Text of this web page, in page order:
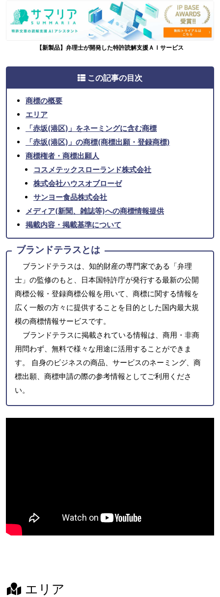
【新製品】弁理士が開発した特許読解支援ＡＩサービス
この記事の目次
商標の概要
エリア
「赤坂(港区)」をネーミングに含む商標
「赤坂(港区)」の商標(商標出願・登録商標)
商標権者・商標出願人
コスメテックスローランド株式会社
株式会社ハウスオブローゼ
サンヨー食品株式会社
メディア(新聞、雑誌等)への商標情報提供
掲載内容・掲載基準について
ブランドテラスとは
ブランドテラスは、知的財産の専門家である「弁理
士」の監修のもと、日本国特許庁が発行する最新の公開
商標公報・登録商標公報を用いて、商標に関する情報を
広く一般の方々に提供することを目的とした国内最大規
模の商標情報サービスです。
ブランドテラスに掲載されている情報は、商用・非商
用問わず、無料で様々な用途に活用することができま
す。 自身のビジネスの商品、サービスのネーミング、商
標出願、商標申請の際の参考情報としてご利用くださ
い。
エリア